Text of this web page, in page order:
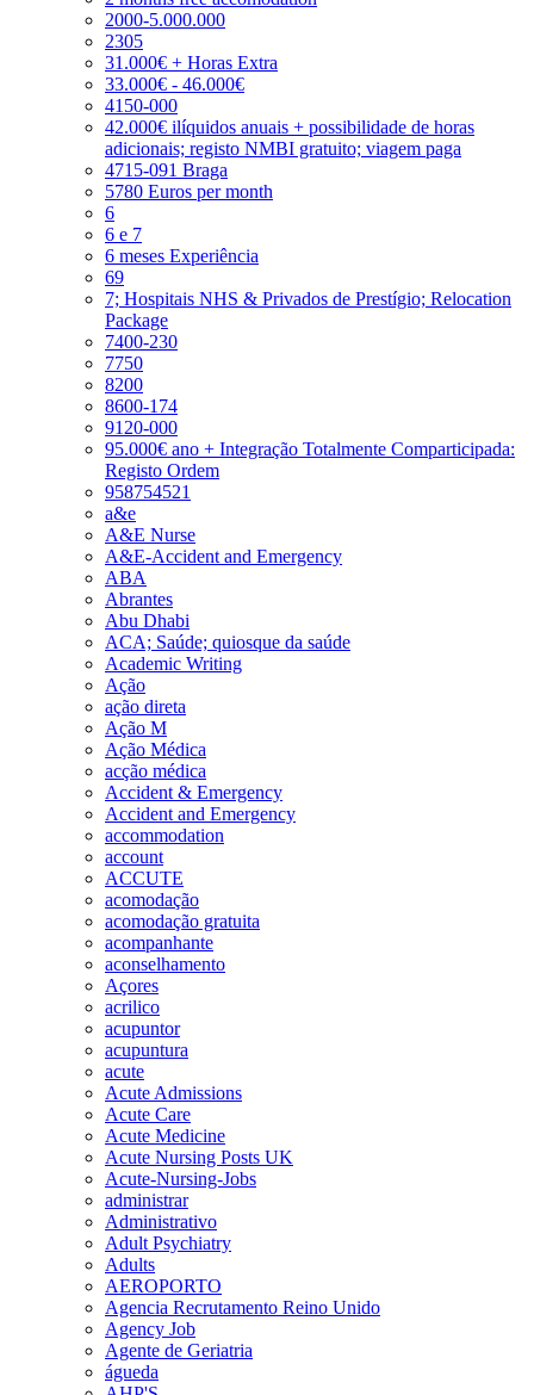
2000-5.000.000
2305
31.000€ + Horas Extra
33.000€ - 46.000€
4150-000
42.000€ ilíquidos anuais + possibilidade de horas
adicionais; registo NMBI gratuito; viagem paga
4715-091 Braga
5780 Euros per month
6
6 e 7
6 meses Experiência
69
7; Hospitais NHS & Privados de Prestígio; Relocation
Package
7400-230
7750
8200
8600-174
9120-000
95.000€ ano + Integração Totalmente Comparticipada:
Registo Ordem
958754521
a&e
A&E Nurse
A&E-Accident and Emergency
ABA
Abrantes
Abu Dhabi
ACA; Saúde; quiosque da saúde
Academic Writing
Ação
ação direta
Ação M
Ação Médica
acção médica
Accident & Emergency
Accident and Emergency
accommodation
account
ACCUTE
acomodação
acomodação gratuita
acompanhante
aconselhamento
Açores
acrilico
acupuntor
acupuntura
acute
Acute Admissions
Acute Care
Acute Medicine
Acute Nursing Posts UK
Acute-Nursing-Jobs
administrar
Administrativo
Adult Psychiatry
Adults
AEROPORTO
Agencia Recrutamento Reino Unido
Agency Job
Agente de Geriatria
águeda